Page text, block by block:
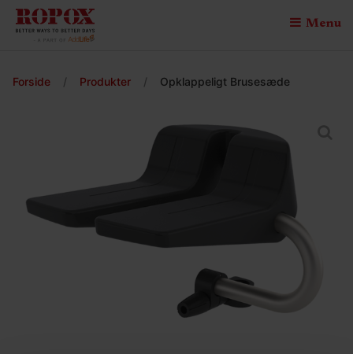
Menu
Forside / Produkter / Opklappeligt Brusesæde